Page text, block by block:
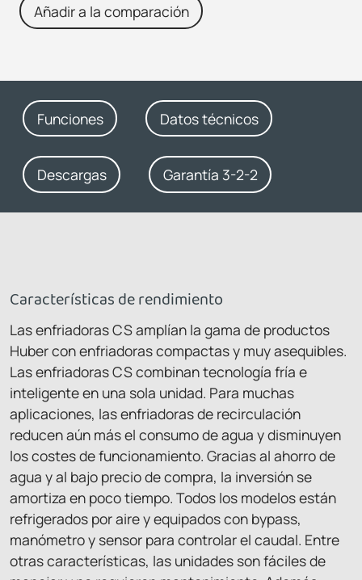
Añadir a la comparación
Funciones Datos técnicos
Descargas Garantía 3-2-2
Características de rendimiento
Las enfriadoras CS amplían la gama de productos
Huber con enfriadoras compactas y muy asequibles.
Las enfriadoras CS combinan tecnología fría e
inteligente en una sola unidad. Para muchas
aplicaciones, las enfriadoras de recirculación
reducen aún más el consumo de agua y disminuyen
los costes de funcionamiento. Gracias al ahorro de
agua y al bajo precio de compra, la inversión se
amortiza en poco tiempo. Todos los modelos están
refrigerados por aire y equipados con bypass,
manómetro y sensor para controlar el caudal. Entre
otras características, las unidades son fáciles de